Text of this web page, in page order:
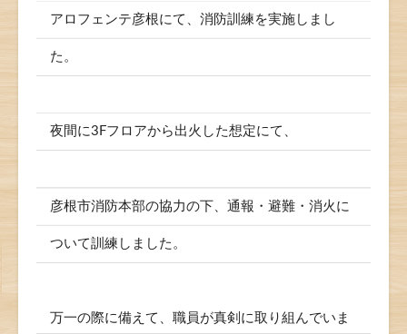
アロフェンテ彦根にて、消防訓練を実施しまし
た。
夜間に3Fフロアから出火した想定にて、
彦根市消防本部の協力の下、通報・避難・消火に
ついて訓練しました。
万一の際に備えて、職員が真剣に取り組んでいま